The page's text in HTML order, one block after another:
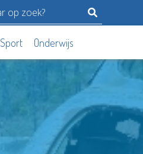
Sport Onderwijs